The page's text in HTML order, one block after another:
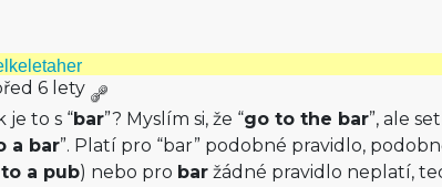
6 lety
je to s “bar”? Myslím si, že “go to the bar”, ale
a bar”. Platí pro “bar” podobné pravidlo,
a pub) nebo pro baržádné pravidlo neplatí,